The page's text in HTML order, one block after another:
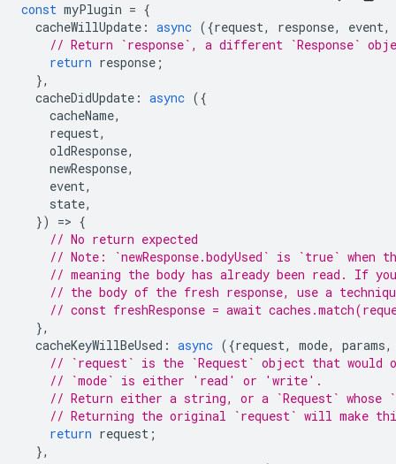
const myPlugin = {
cacheWillUpdate : async ({request, response, event,
// Return `response`, a different `Response`
return response ;
},
cacheDidUpdate : async ({
cacheName,
request,
oldResponse,
newResponse,
event,
state,
})
=> {
// No return expected
// Note: `newResponse.bodyUsed` is `true`
// meaning the body has already been read. If
// the body of the fresh response, use a
// const freshResponse = await
},
cacheKeyWillBeUsed : async ({request, mode, params,
// `request` is the `Request` object that would
// `mode` is either 'read' or 'write'.
// Return either a string, or a `Request` whose
// Returning the original `request` will make
return request ;
},